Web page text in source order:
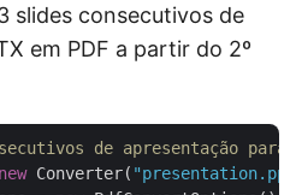
slides consecutivos de
em PDF a partir do 2º
de apresentação para
new Converter(